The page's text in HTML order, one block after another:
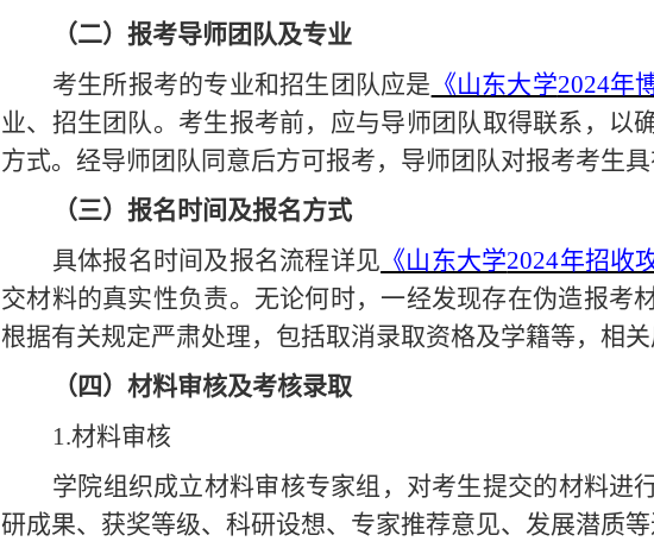
（二） 报考导师团队及专业
考生所报考的专业和招生团队应是 《山东大学2024年
业、招生 团队。考生报考前，应与导师团队取得联系，以
方式。 经导师团队同意后方可报考，导师团队对报考考生具
（三） 报名时间及报名方式
具体报名时间及报名流程详见 《山东大学2024年招收
交材料的真实性负责。无论何时，一经发现存在伪造报考
根据有关规定严肃处理，包括取消录取资格及学籍等，相关
（ 四） 材料审核及考核录取
1.材料审核
学院组织成立材料审核专家组，对考生提交的材料进
研成果、获奖等级、科研设想、专家推荐意见、发展潜质